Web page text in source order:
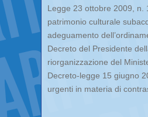
Legge 23 ottobre 2009, n.
patrimonio culturale
adeguamento
Decreto del Presidente
riorganizzazione del
Decreto-legge 15 giugno
urgenti in materia di